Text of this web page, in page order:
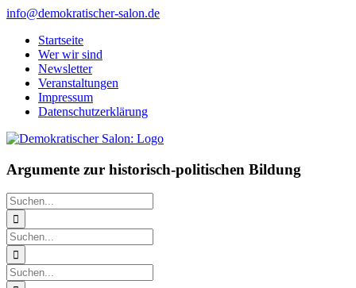
Zum
springen
info@demokratischer-salon.de
Startseite
Wer wir sind
Newsletter
Veranstaltungen
Impressum
Datenschutzerklärung
Argumente zur historisch-politischen Bildung
Suche
nach:
Suche
nach:
Suche
nach: